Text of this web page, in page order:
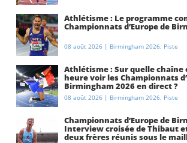
Athlétisme : Le programme
Championnats d’Europe de
08 août 2026 | Birmingham 2026, Piste
Athlétisme : Sur quelle chaîne
heure voir les Championnats
Birmingham 2026 en direct ?
08 août 2026 | Birmingham 2026, Piste
Championnats d’Europe de
Interview croisée de Thibaut
deux frères réunis sous le